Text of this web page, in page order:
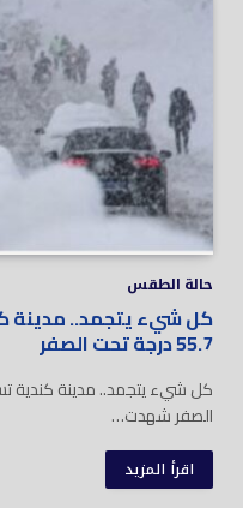
حالة الطقس
كل شيء يتجمد.. مدينة
55.7 درجة تحت الصفر
الصفر شهدت…
اقرأ المزيد